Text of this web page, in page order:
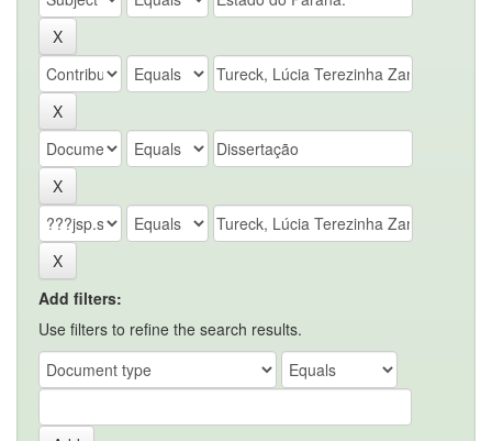
Add filters:
Use filters to refine the search results.